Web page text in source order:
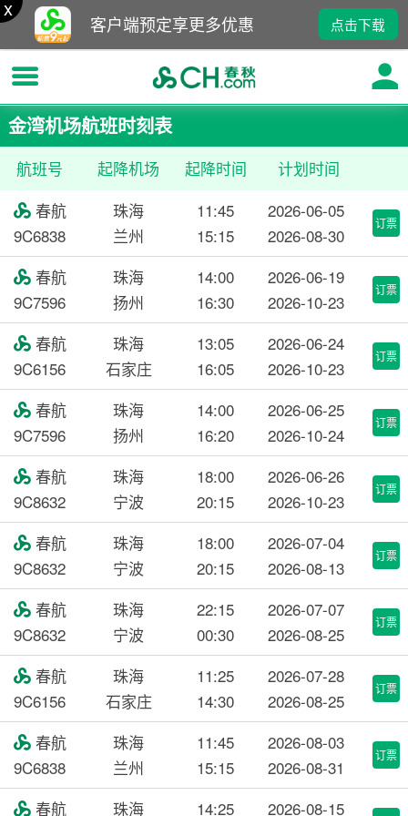
点击下载
客户端预定享更多优惠
x
金湾机场航班时刻表
航班号 起降机场 起降时间 计划时间
春航
9C6838
珠海
兰州
11:45
15:15
2026-06-05
2026-08-30
订票
春航
9C7596
珠海
扬州
14:00
16:30
2026-06-19
2026-10-23
订票
春航
9C6156
珠海
石家庄
13:05
16:05
2026-06-24
2026-10-23
订票
春航
9C7596
珠海
扬州
14:00
16:20
2026-06-25
2026-10-24
订票
春航
9C8632
珠海
宁波
18:00
20:15
2026-06-26
2026-10-23
订票
春航
9C8632
珠海
宁波
18:00
20:15
2026-07-04
2026-08-13
订票
春航
9C8632
珠海
宁波
22:15
00:30
2026-07-07
2026-08-25
订票
春航
9C6156
珠海
石家庄
11:25
14:30
2026-07-28
2026-08-25
订票
春航
9C6838
珠海
兰州
11:45
15:15
2026-08-03
2026-08-31
订票
春航 珠海 14:25 2026-08-15